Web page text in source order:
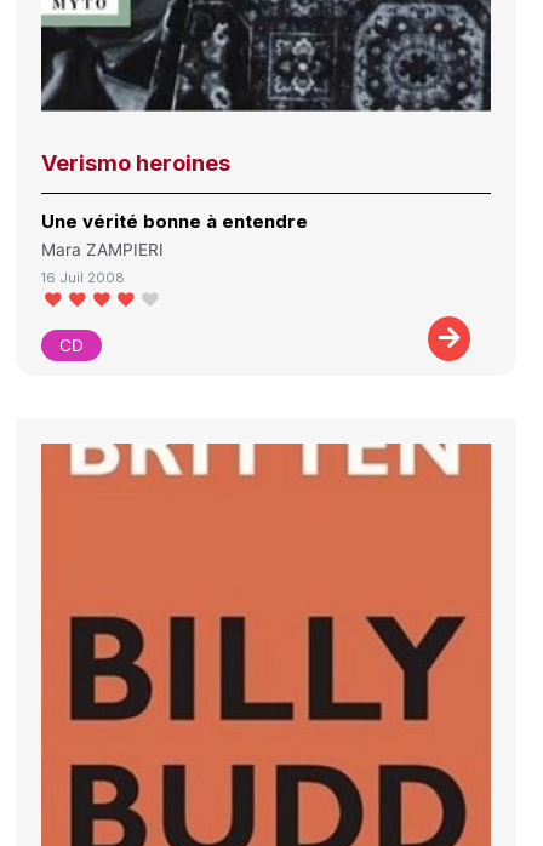
Verismo heroines
Une vérité bonne à entendre
Mara ZAMPIERI
16 Juil 2008
CD